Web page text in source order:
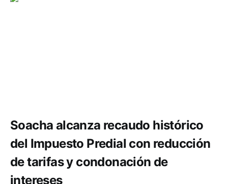
Soacha alcanza recaudo histórico
del Impuesto Predial con reducción
de tarifas y condonación de
intereses